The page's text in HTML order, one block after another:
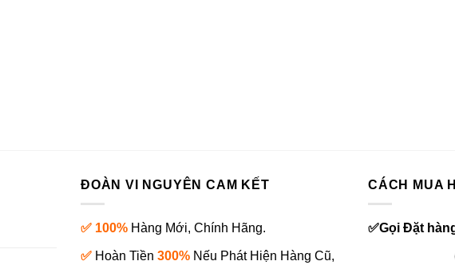
ĐOÀN VI NGUYÊN CAM KẾT
✅ 100% Hàng Mới, Chính Hãng.
✅ Hoàn Tiền 300% Nếu Phát Hiện Hàng Cũ,
CÁCH MUA
✅Gọi Đặt